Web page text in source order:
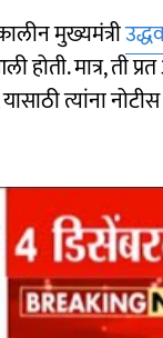
मुख्यमंत्री
होती. मात्र, ती
त्यांना